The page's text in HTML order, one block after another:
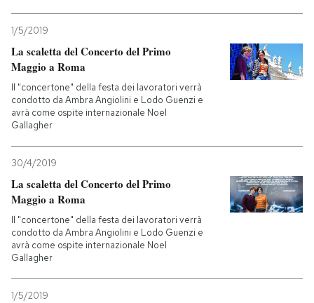
1/5/2019
La scaletta del Concerto del Primo
Maggio a Roma
Il "concertone" della festa dei lavoratori verrà
condotto da Ambra Angiolini e Lodo Guenzi e
avrà come ospite internazionale Noel
Gallagher
30/4/2019
La scaletta del Concerto del Primo
Maggio a Roma
Il "concertone" della festa dei lavoratori verrà
condotto da Ambra Angiolini e Lodo Guenzi e
avrà come ospite internazionale Noel
Gallagher
1/5/2019